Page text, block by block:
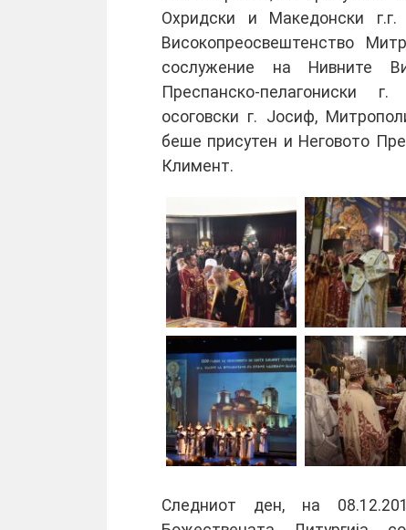
Охридски и Македонски г.г.
Високопреосвештенство
сослужение на Нивните
Преспанско-пелагониски
осоговски г. Јосиф,
беше присутен и Неговото
Климент.
Следниот ден, на